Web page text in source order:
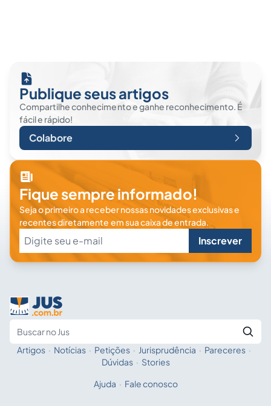
Publique seus artigos
Compartilhe conhecimento e ganhe reconhecimento. É
fácil e rápido!
Colabore
Fique sempre informado!
Seja o primeiro a receber nossas novidades exclusivas e
recentes diretamente em sua caixa de entrada.
Inscrever
Fale com a IA
Artigos · Notícias · Petições · Jurisprudência · Pareceres ·
Dúvidas · Stories
Ajuda · Fale conosco